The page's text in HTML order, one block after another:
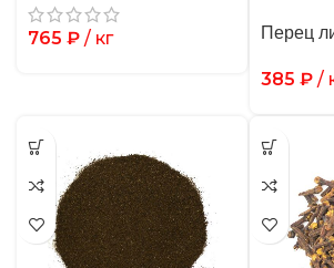
765 ₽ / кг Перец
385 ₽ /